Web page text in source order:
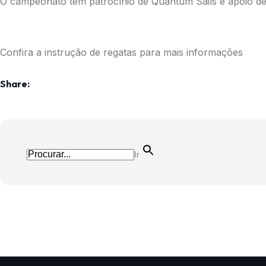
Confira a instrução de regatas para mais informações
Share:
Ir